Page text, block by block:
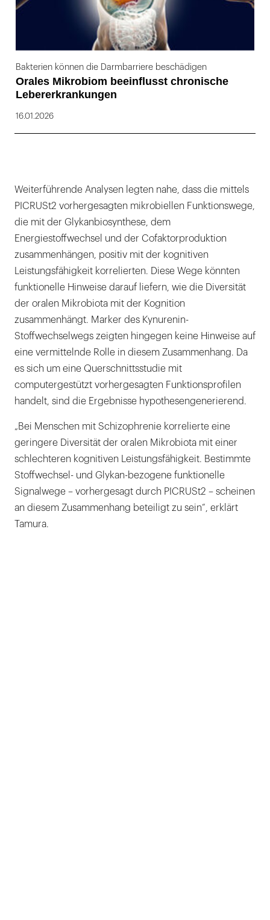
Bakterien können die Darmbarriere beschädigen
Orales Mikrobiom beeinflusst chronische
Lebererkrankungen
16.01.2026
Weiterführende Analysen legten nahe, dass die mittels
PICRUSt2 vorhergesagten mikrobiellen Funktionswege,
die mit der Glykanbiosynthese, dem
Energiestoffwechsel und der Cofaktorproduktion
zusammenhängen, positiv mit der kognitiven
Leistungsfähigkeit korrelierten. Diese Wege könnten
funktionelle Hinweise darauf liefern, wie die Diversität
der oralen Mikrobiota mit der Kognition
zusammenhängt. Marker des Kynurenin-
Stoffwechselwegs zeigten hingegen keine Hinweise auf
eine vermittelnde Rolle in diesem Zusammenhang. Da
es sich um eine Querschnittsstudie mit
computergestützt vorhergesagten Funktionsprofilen
handelt, sind die Ergebnisse hypothesengenerierend.
„Bei Menschen mit Schizophrenie korrelierte eine
geringere Diversität der oralen Mikrobiota mit einer
schlechteren kognitiven Leistungsfähigkeit. Bestimmte
Stoffwechsel- und Glykan-bezogene funktionelle
Signalwege – vorhergesagt durch PICRUSt2 – scheinen
an diesem Zusammenhang beteiligt zu sein“, erklärt
Tamura.